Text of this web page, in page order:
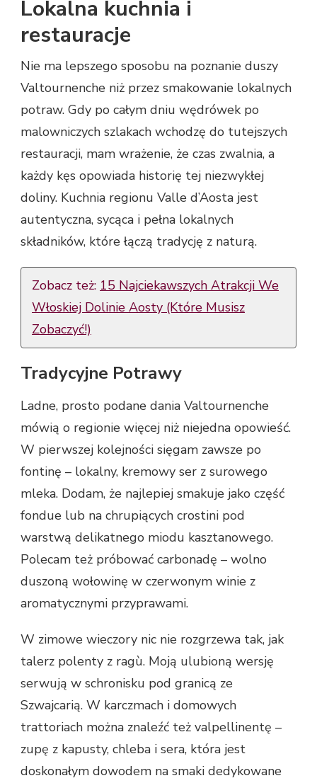
Lokalna kuchnia i
restauracje
Nie ma lepszego sposobu na poznanie duszy
Valtournenche niż przez smakowanie lokalnych
potraw. Gdy po całym dniu wędrówek po
malowniczych szlakach wchodzę do tutejszych
restauracji, mam wrażenie, że czas zwalnia, a
każdy kęs opowiada historię tej niezwykłej
doliny. Kuchnia regionu Valle d’Aosta jest
autentyczna, sycąca i pełna lokalnych
składników, które łączą tradycję z naturą.
Zobacz też: 15 Najciekawszych Atrakcji We
Włoskiej Dolinie Aosty (Które Musisz
Zobaczyć!)
Tradycyjne Potrawy
Ladne, prosto podane dania Valtournenche
mówią o regionie więcej niż niejedna opowieść.
W pierwszej kolejności sięgam zawsze po
fontinę – lokalny, kremowy ser z surowego
mleka. Dodam, że najlepiej smakuje jako część
fondue lub na chrupiących crostini pod
warstwą delikatnego miodu kasztanowego.
Polecam też próbować carbonadę – wolno
duszoną wołowinę w czerwonym winie z
aromatycznymi przyprawami.
W zimowe wieczory nic nie rozgrzewa tak, jak
talerz polenty z ragù. Moją ulubioną wersję
serwują w schronisku pod granicą ze
Szwajcarią. W karczmach i domowych
trattoriach można znaleźć też valpellinentę –
zupę z kapusty, chleba i sera, która jest
doskonałym dowodem na smaki dedykowane